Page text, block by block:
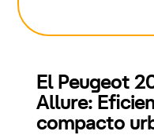
El Peugeot
Allure:
compacto